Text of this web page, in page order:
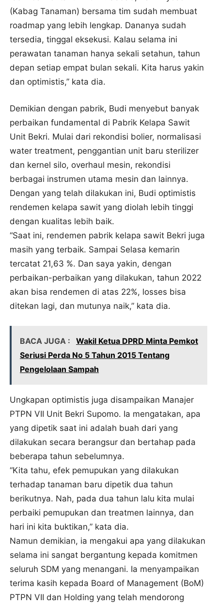
(Kabag Tanaman) bersama tim sudah membuat
roadmap yang lebih lengkap. Dananya sudah
tersedia, tinggal eksekusi. Kalau selama ini
perawatan tanaman hanya sekali setahun, tahun
depan setiap empat bulan sekali. Kita harus yakin
dan optimistis,” kata dia.
Demikian dengan pabrik, Budi menyebut banyak
perbaikan fundamental di Pabrik Kelapa Sawit
Unit Bekri. Mulai dari rekondisi bolier, normalisasi
water treatment, penggantian unit baru sterilizer
dan kernel silo, overhaul mesin, rekondisi
berbagai instrumen utama mesin dan lainnya.
Dengan yang telah dilakukan ini, Budi optimistis
rendemen kelapa sawit yang diolah lebih tinggi
dengan kualitas lebih baik.
“Saat ini, rendemen pabrik kelapa sawit Bekri juga
masih yang terbaik. Sampai Selasa kemarin
tercatat 21,63 %. Dan saya yakin, dengan
perbaikan-perbaikan yang dilakukan, tahun 2022
akan bisa rendemen di atas 22%, losses bisa
ditekan lagi, dan mutunya naik,” kata dia.
BACA JUGA :
Wakil Ketua DPRD Minta Pemkot
Seriusi Perda No 5 Tahun 2015 Tentang
Pengelolaan Sampah
Ungkapan optimistis juga disampaikan Manajer
PTPN VII Unit Bekri Supomo. Ia mengatakan, apa
yang dipetik saat ini adalah buah dari yang
dilakukan secara berangsur dan bertahap pada
beberapa tahun sebelumnya.
“Kita tahu, efek pemupukan yang dilakukan
terhadap tanaman baru dipetik dua tahun
berikutnya. Nah, pada dua tahun lalu kita mulai
perbaiki pemupukan dan treatmen lainnya, dan
hari ini kita buktikan,” kata dia.
Namun demikian, ia mengakui apa yang dilakukan
selama ini sangat bergantung kepada komitmen
seluruh SDM yang menangani. Ia menyampaikan
terima kasih kepada Board of Management (BoM)
PTPN VII dan Holding yang telah mendorong